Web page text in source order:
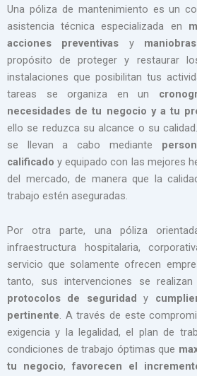
Una póliza de mantenimiento es un
asistencia técnica especializada en
acciones preventivas y
propósito de proteger y restaurar
instalaciones que posibilitan tus
tareas se organiza en un
necesidades de tu negocio y a tu
ello se reduzca su alcance o su
se llevan a cabo mediante
calificado y equipado con las mejores
del mercado, de manera que la
trabajo estén aseguradas.
Por otra parte, una póliza
infraestructura hospitalaria,
servicio que solamente ofrecen
tanto, sus intervenciones se
protocolos de seguridad y
pertinente. A través de este
exigencia y la legalidad, el plan de
condiciones de trabajo óptimas que
tu negocio, favorecen el